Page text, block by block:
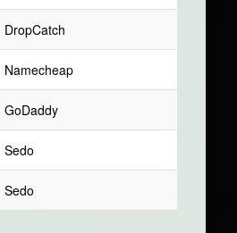
DropCatch
Namecheap
GoDaddy
Sedo
Sedo